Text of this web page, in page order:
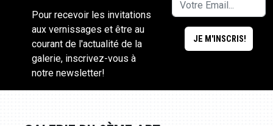
Pour recevoir les invitations
aux vernissages et être au
courant de l'actualité de la
galerie, inscrivez-vous à
notre newsletter!